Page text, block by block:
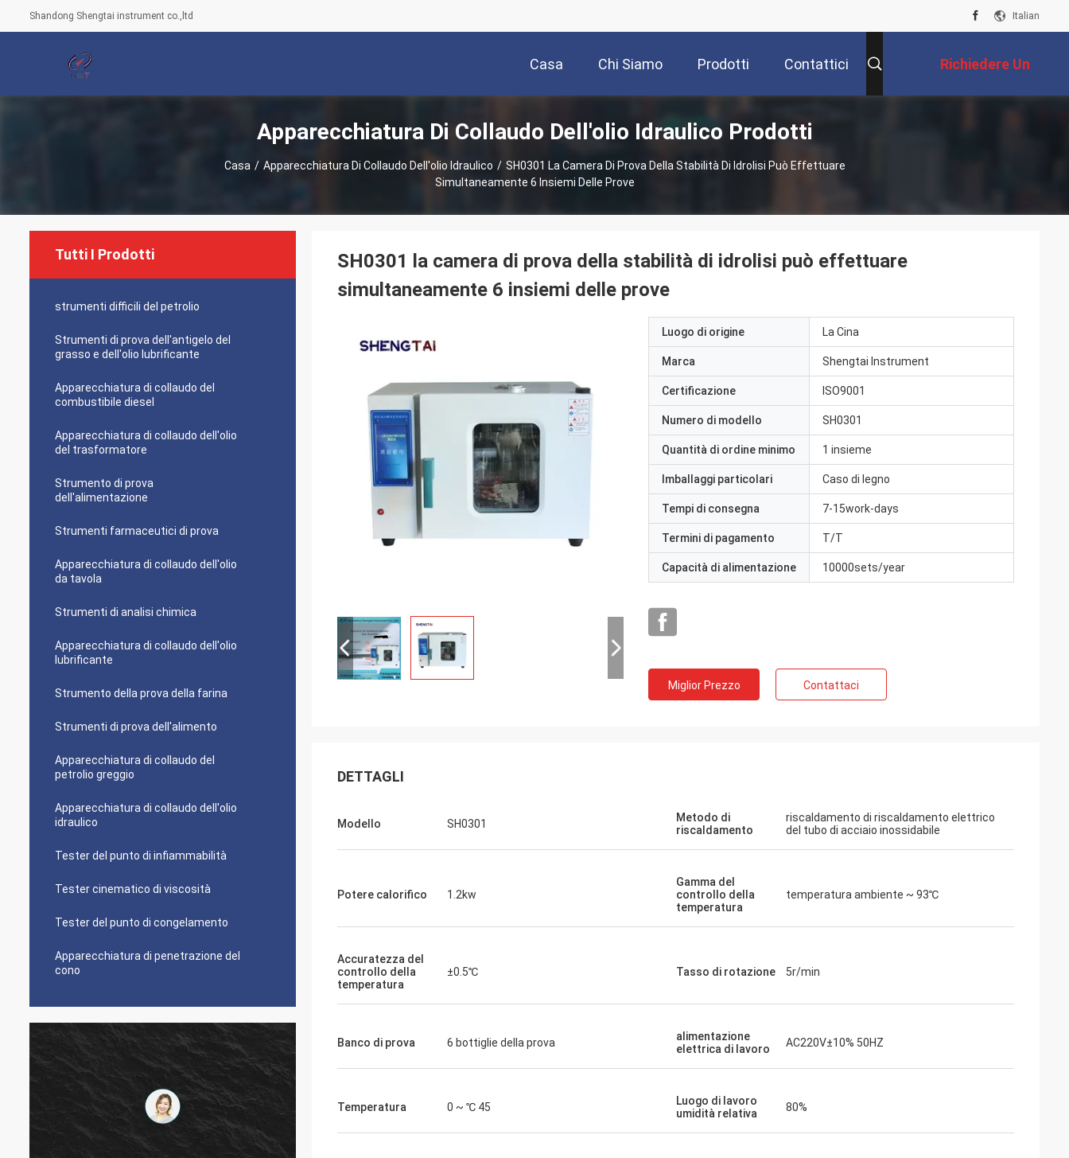
Shandong Shengtai instrument co.,ltd Italian
Casa Chi Siamo Prodotti Contattici Richiedere Un
Preventivo
Apparecchiatura Di Collaudo Dell'olio Idraulico Prodotti
Casa / Apparecchiatura Di Collaudo Dell'olio Idraulico / SH0301 La Camera Di Prova Della Stabilità Di Idrolisi Può Effettuare
Simultaneamente 6 Insiemi Delle Prove
Tutti I Prodotti
strumenti difficili del petrolio
Strumenti di prova dell'antigelo del
grasso e dell'olio lubrificante
Apparecchiatura di collaudo del
combustibile diesel
Apparecchiatura di collaudo dell'olio
del trasformatore
Strumento di prova
dell'alimentazione
Strumenti farmaceutici di prova
Apparecchiatura di collaudo dell'olio
da tavola
Strumenti di analisi chimica
Apparecchiatura di collaudo dell'olio
lubrificante
Strumento della prova della farina
Strumenti di prova dell'alimento
Apparecchiatura di collaudo del
petrolio greggio
Apparecchiatura di collaudo dell'olio
idraulico
Tester del punto di infiammabilità
Tester cinematico di viscosità
Tester del punto di congelamento
Apparecchiatura di penetrazione del
cono
SH0301 la camera di prova della stabilità di idrolisi può effettuare
simultaneamente 6 insiemi delle prove
Luogo di origine La Cina
Marca Shengtai Instrument
Certificazione ISO9001
Numero di modello SH0301
Quantità di ordine minimo 1 insieme
Imballaggi particolari Caso di legno
Tempi di consegna 7-15work-days
Termini di pagamento T/T
Capacità di alimentazione 10000sets/year
Miglior Prezzo Contattaci
DETTAGLI
Modello SH0301
Metodo di
riscaldamento
riscaldamento di riscaldamento elettrico
del tubo di acciaio inossidabile
Potere calorifico 1.2kw
Gamma del
controllo della
temperatura
temperatura ambiente ~ 93℃
Accuratezza del
controllo della
temperatura
±0.5℃ Tasso di rotazione 5r/min
Banco di prova 6 bottiglie della prova
alimentazione
elettrica di lavoro
AC220V±10% 50HZ
Temperatura 0 ~ ℃ 45
Luogo di lavoro
umidità relativa
80%